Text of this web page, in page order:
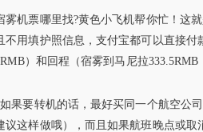
雾机票哪里找?黄色小飞机帮你忙！这
不用填护照信息，支付宝都可以直接付
）和回程（宿雾到马尼拉
果要转机的话，最好买同一个航空公
议这样做哦），而且如果航班晚点或取